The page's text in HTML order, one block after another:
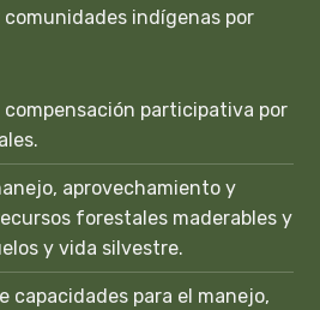
indígenas por
compensación participativa por
aprovechamiento y
forestales maderables y
y vida silvestre.
capacidades para el manejo,